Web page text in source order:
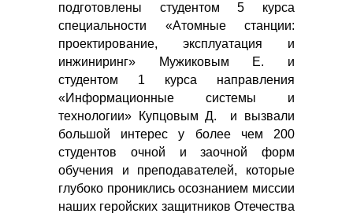
подготовлены студентом 5 курса
специальности «Атомные станции:
проектирование, эксплуатация и
инжиниринг» Мужиковым Е. и
студентом 1 курса направления
«Информационные системы и
технологии» Купцовым Д. и вызвали
большой интерес у более чем 200
студентов очной и заочной форм
обучения и преподавателей, которые
глубоко прониклись осознанием миссии
наших геройских защитников Отечества